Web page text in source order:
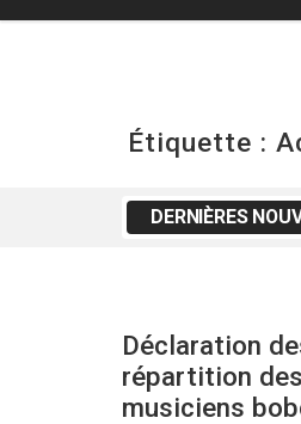
Étiquette :
DERNIÈRES
Déclaration
répartition
musiciens